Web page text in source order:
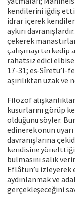
kendilerini iğdiş
idrar içerek
aykırı
çekerek
çalışmayı terkedip
rahatsız edici
17-31; es-Sîretü’l-
aşırılıktan uzak ve
Filozof
kusurlarını görüp
olduğunu söyler.
edinerek onun
davranışlarına
kendisine
bulmasını salık
Eflâtun’u izleyerek
aydınlanmak ve
gerçekleşeceğini